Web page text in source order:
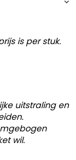
is per stuk.
uitstraling en
wil.